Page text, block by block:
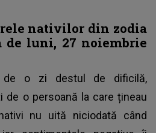
nativilor din zodia
de luni, 27 noiembrie
de o zi destul de dificilă,
de o persoană la care țineau
nu uită niciodată când